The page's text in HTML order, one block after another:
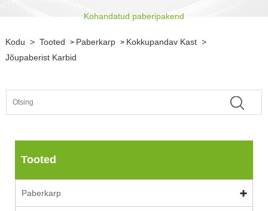
Kohandatud paberipakend
Kodu > Tooted > Paberkarp > Kokkupandav Kast >
Jõupaberist Karbid
Tooted
Paberkarp